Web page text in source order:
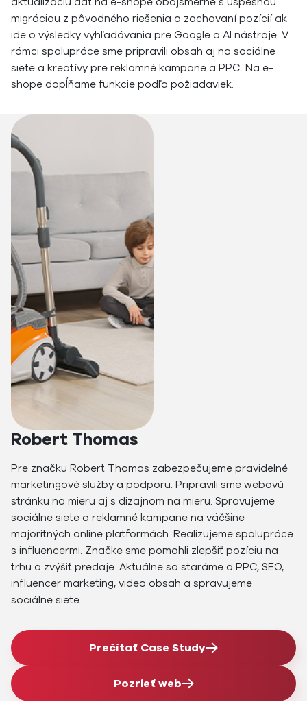
migráciou z pôvodného riešenia a zachovaní pozícií ak
ide o výsledky vyhľadávania pre Google a AI nástroje. V
rámci spolupráce sme pripravili obsah aj na sociálne
siete a kreatívy pre reklamné kampane a PPC. Na e-
shope dopĺňame funkcie podľa požiadaviek.
Robert Thomas
Pre značku Robert Thomas zabezpečujeme pravidelné
marketingové služby a podporu. Pripravili sme webovú
stránku na mieru aj s dizajnom na mieru. Spravujeme
sociálne siete a reklamné kampane na väčšine
majoritných online platformách. Realizujeme spolupráce
s influencermi. Značke sme pomohli zlepšiť pozíciu na
trhu a zvýšiť predaje. Aktuálne sa staráme o PPC, SEO,
influencer marketing, video obsah a spravujeme
sociálne siete.
Prečítať Case Study
Pozrieť web